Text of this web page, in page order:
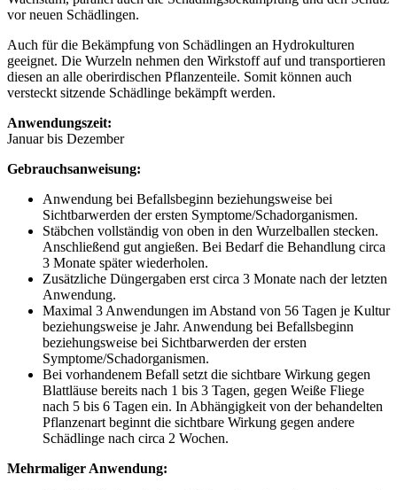
vor neuen Schädlingen.
Auch für die Bekämpfung von Schädlingen an Hydrokulturen
geeignet. Die Wurzeln nehmen den Wirkstoff auf und transportieren
diesen an alle oberirdischen Pflanzenteile. Somit können auch
versteckt sitzende Schädlinge bekämpft werden.
Anwendungszeit:
Januar bis Dezember
Gebrauchsanweisung:
Anwendung bei Befallsbeginn beziehungsweise bei
Sichtbarwerden der ersten Symptome/Schadorganismen.
Stäbchen vollständig von oben in den Wurzelballen stecken.
Anschließend gut angießen. Bei Bedarf die Behandlung circa
3 Monate später wiederholen.
Zusätzliche Düngergaben erst circa 3 Monate nach der letzten
Anwendung.
Maximal 3 Anwendungen im Abstand von 56 Tagen je Kultur
beziehungsweise je Jahr. Anwendung bei Befallsbeginn
beziehungsweise bei Sichtbarwerden der ersten
Symptome/Schadorganismen.
Bei vorhandenem Befall setzt die sichtbare Wirkung gegen
Blattläuse bereits nach 1 bis 3 Tagen, gegen Weiße Fliege
nach 5 bis 6 Tagen ein. In Abhängigkeit von der behandelten
Pflanzenart beginnt die sichtbare Wirkung gegen andere
Schädlinge nach circa 2 Wochen.
Mehrmaliger Anwendung: